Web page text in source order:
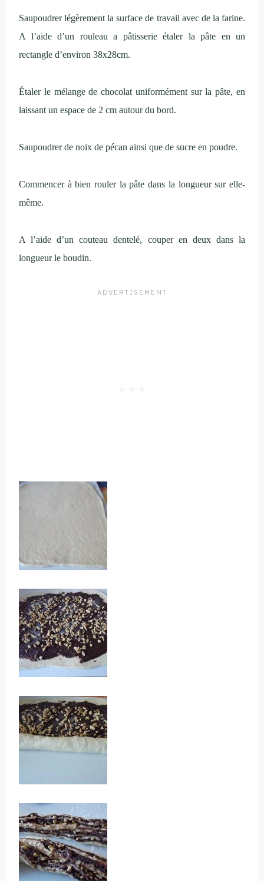
Saupoudrer légèrement la surface de travail avec de la farine.
A l’aide d’un rouleau a pâtisserie étaler la pâte en un
rectangle d’environ 38x28cm.
Étaler le mélange de chocolat uniformément sur la pâte, en
laissant un espace de 2 cm autour du bord.
Saupoudrer de noix de pécan ainsi que de sucre en poudre.
Commencer à bien rouler la pâte dans la longueur sur elle-
même.
A l’aide d’un couteau dentelé, couper en deux dans la
longueur le boudin.